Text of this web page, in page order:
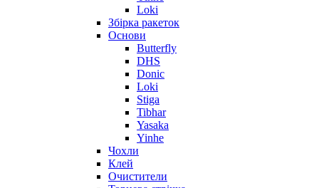
Loki
Збірка ракеток
Основи
Butterfly
DHS
Donic
Loki
Stiga
Tibhar
Yasaka
Yinhe
Чохли
Клей
Очистители